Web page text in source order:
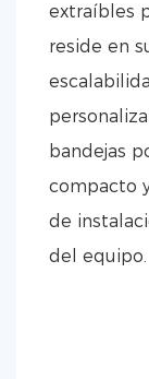
extraíbles
reside en
bandejas
compacto
de
del equipo.